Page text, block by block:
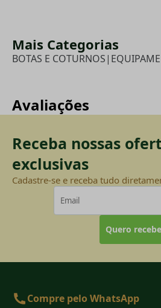
Mais Categorias
BOTAS E COTURNOS|
Avaliações
Receba nossas
exclusivas
Cadastre-se e receba tudo
Quero
Compre pelo WhatsApp